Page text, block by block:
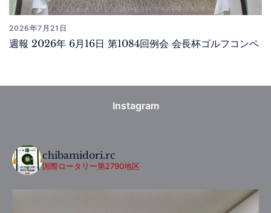
2026年7月21日
週報 2026年 6月16日 第1084回例会 会長杯ゴルフコンペ
Instagram
chibamidori.rc
国際ロータリー第2790地区